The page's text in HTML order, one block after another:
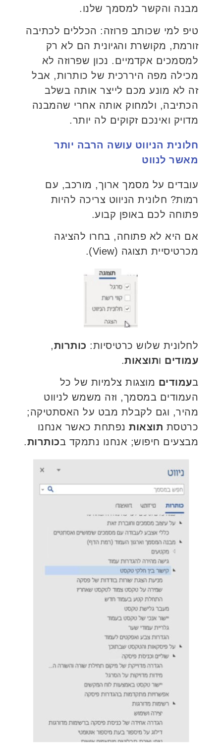
מבנה והקשר למסמך שלנו.
טיפ למי שכותב פרוזה: הכללים לכתיבה
זורמת, מקושרת והגיונית הם לא רק
למסמכים אקדמיים. נכון שפרוזה לא
מכילה מפה היררכית של כותרות, אבל
זה לא מונע מכם לייצר אותה בשלב
הכתיבה, ולמחוק אותה אחרי שהמבנה
מדויק ואינכם זקוקים לה יותר.
חלונית הניווט עושה הרבה יותר
מאשר לנווט
עובדים על מסמך ארוך, מורכב, עם
רמות? חלונית הניווט צריכה להיות
פתוחה לכם באופן קבוע.
אם היא לא פתוחה, בחרו להציגה
מכרטיסיית תצוגה (View).
לחלונית שלוש כרטיסיות: כותרות,
עמודים ותוצאות.
בעמודים מוצגות צלמיות של כל
העמודים במסמך, וזה משמש לניווט
מהיר, וגם לקבלת מבט על האסתטיקה;
כרטסת תוצאות נפתחת כאשר אנחנו
מבצעים חיפוש; אנחנו נתמקד בכותרות.